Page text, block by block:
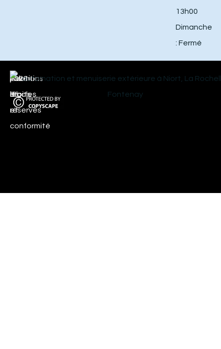
13h00
Dimanche
: Fermé
Atlantic
85
|2026
|Mentions
légales
et
conformité
|Tous
droits
réservés
|